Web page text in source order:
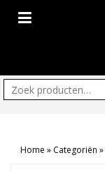
Zoeken:
Home » Categoriën »